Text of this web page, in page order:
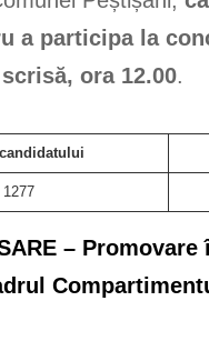
a participa la
ora 12.00.
1277
–